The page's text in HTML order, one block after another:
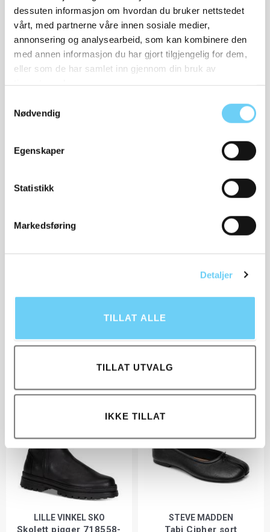
dessuten informasjon om hvordan du bruker nettstedet
vårt, med partnerne våre innen sosiale medier,
annonsering og analysearbeid, som kan kombinere den
med annen informasjon du har gjort tilgjengelig for dem,
eller som de har samlet inn gjennom din bruk av
Nødvendig
Egenskaper
Statistikk
Markedsføring
Detaljer
TILLAT ALLE
TILLAT UTVALG
IKKE TILLAT
WOLY
Leather balm
120,-
dame 1028159
LILLE VINKEL SKO
Skolett pigger 718558-
STEVE MADDEN
Tabi Cipher sort